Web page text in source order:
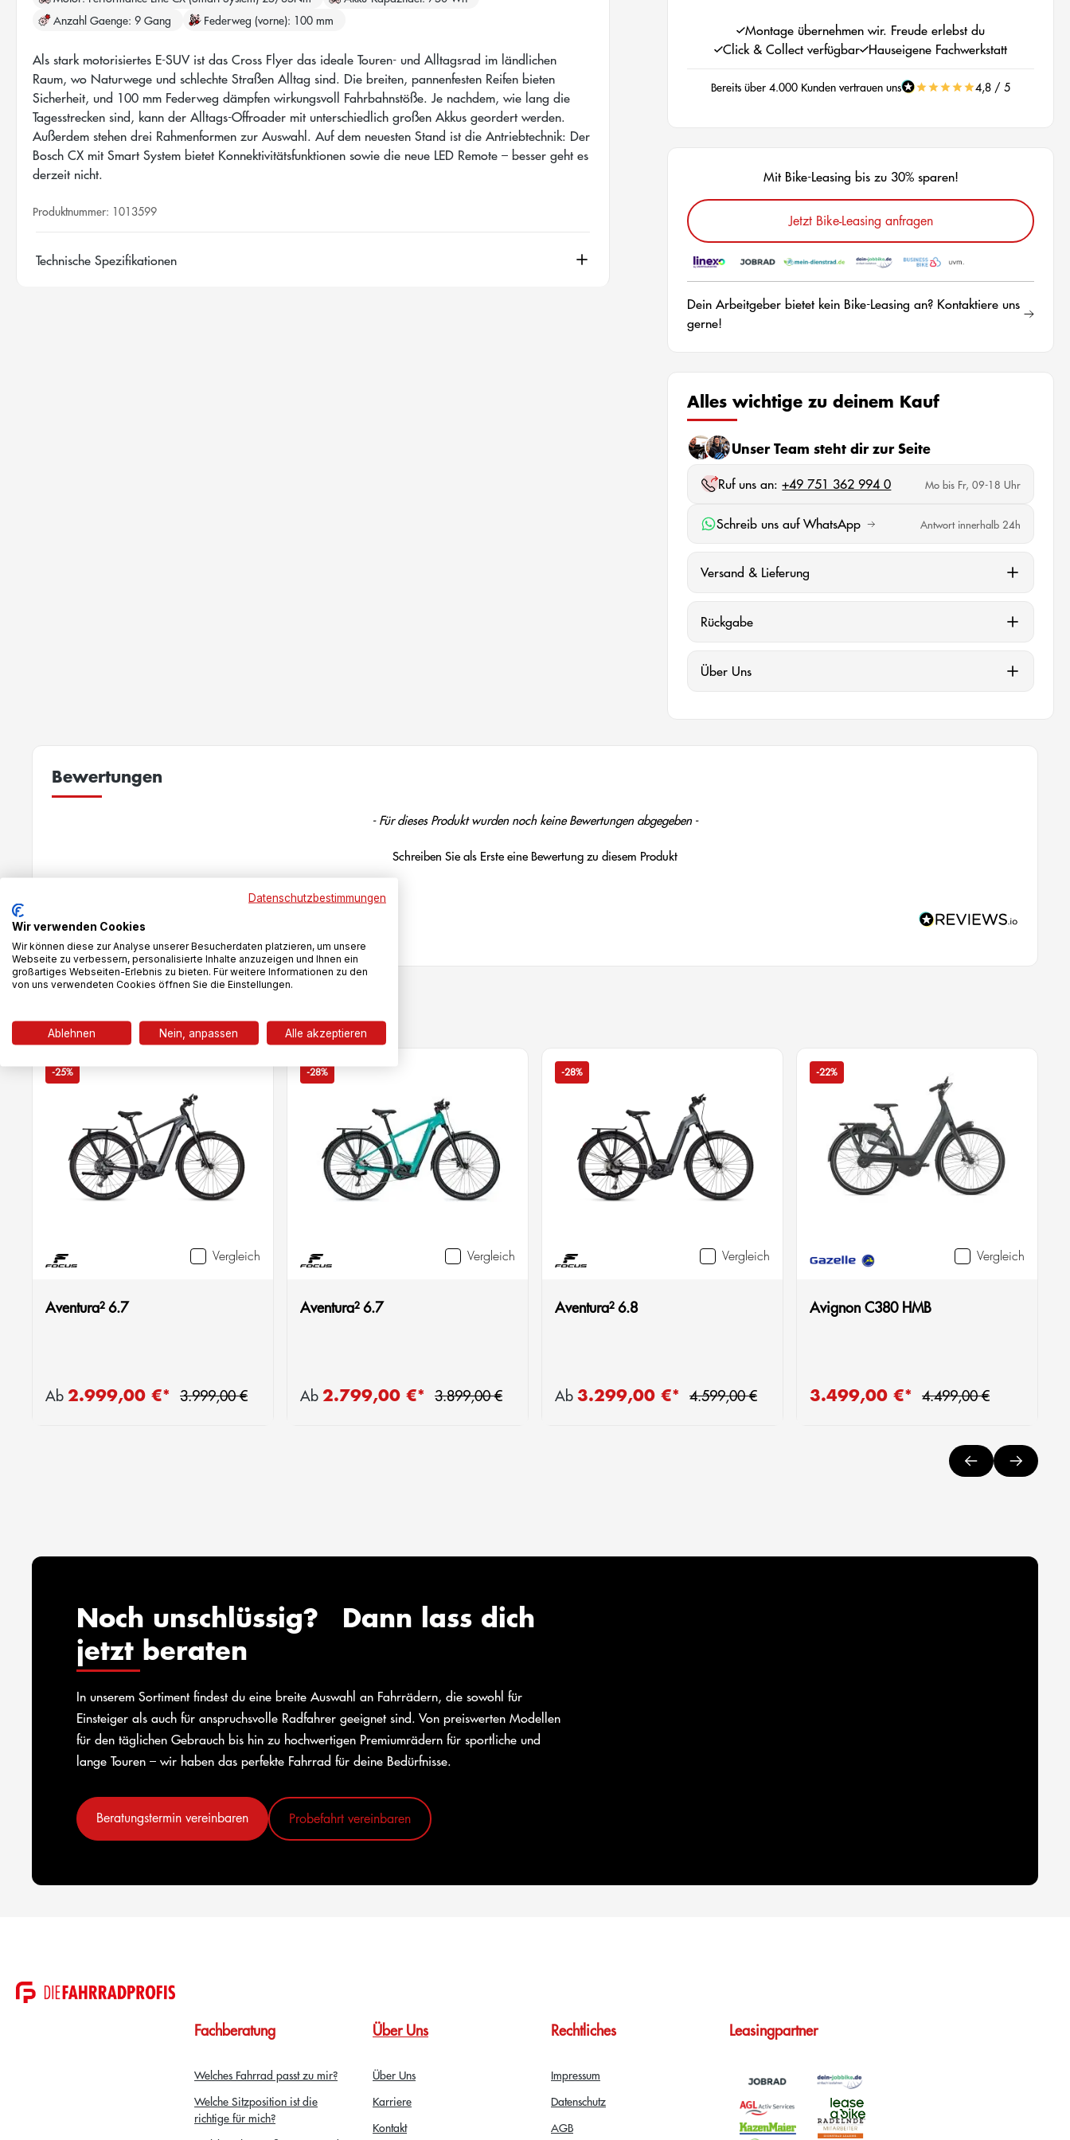
Montage übernehmen wir. Freude erlebst du
Click & Collect verfügbar Hauseigene Fachwerkstatt
Bereits über 4.000 Kunden vertrauen uns 4,8 / 5
Mit Bike-Leasing bis zu 30% sparen!
Jetzt Bike-Leasing anfragen
Dein Arbeitgeber bietet kein Bike-Leasing an? Kontaktiere uns
gerne!
Alles wichtige zu deinem Kauf
Unser Team steht dir zur Seite
Ruf uns an:+49 751 362 994 0 Mo bis Fr, 09-18 Uhr
Schreib uns auf WhatsApp Antwort innerhalb 24h
Versand & Lieferung
Rückgabe
Über Uns
Anzahl Gaenge 9 Gang Federweg (vorne) 100 mm
Als stark motorisiertes E-SUV ist das Cross Flyer das ideale Touren- und Alltagsrad im ländlichen
Raum, wo Naturwege und schlechte Straßen Alltag sind. Die breiten, pannenfesten Reifen bieten
Sicherheit, und 100 mm Federweg dämpfen wirkungsvoll Fahrbahnstöße. Je nachdem, wie lang die
Tagesstrecken sind, kann der Alltags-Offroader mit unterschiedlich großen Akkus geordert werden.
Außerdem stehen drei Rahmenformen zur Auswahl. Auf dem neuesten Stand ist die Antriebtechnik: Der
Bosch CX mit Smart System bietet Konnektivitätsfunktionen sowie die neue LED Remote – besser geht es
derzeit nicht.
Produktnummer: 1013599
Technische Spezifikationen
Bewertungen
- Für dieses Produkt wurden noch keine Bewertungen abgegeben -
Schreiben Sie als Erste eine Bewertung zu diesem Produkt
-25%
Vergleich
Aventura² 6.7
Verkaufspreis:
Ab 2.999,00 €* Regulärer Preis:
3.999,00 €
-28%
Vergleich
Aventura² 6.7
Verkaufspreis:
Ab 2.799,00 €* Regulärer Preis:
3.899,00 €
-28%
Vergleich
Aventura² 6.8
Verkaufspreis:
Ab 3.299,00 €* Regulärer Preis:
4.599,00 €
-22%
Vergleich
Avignon C380 HMB
Verkaufspreis:
3.499,00 €* Regulärer Preis:
4.499,00 €
Noch unschlüssig? Dann lass dich
jetzt beraten
In unserem Sortiment findest du eine breite Auswahl an Fahrrädern, die sowohl für
Einsteiger als auch für anspruchsvolle Radfahrer geeignet sind. Von preiswerten Modellen
für den täglichen Gebrauch bis hin zu hochwertigen Premiumrädern für sportliche und
lange Touren – wir haben das perfekte Fahrrad für deine Bedürfnisse.
Beratungstermin vereinbaren Probefahrt vereinbaren
Fachberatung
Welches Fahrrad passt zu mir?
Welche Sitzposition ist die
richtige für mich?
Über Uns
Über Uns
Karriere
Kontakt
Rechtliches
Impressum
Datenschutz
AGB
Leasingpartner
Datenschutzbestimmungen
Wir verwenden Cookies
Wir können diese zur Analyse unserer Besucherdaten platzieren, um unsere
Webseite zu verbessern, personalisierte Inhalte anzuzeigen und Ihnen ein
großartiges Webseiten-Erlebnis zu bieten. Für weitere Informationen zu den
von uns verwendeten Cookies öffnen Sie die Einstellungen.
Ablehnen Nein, anpassen Alle akzeptieren